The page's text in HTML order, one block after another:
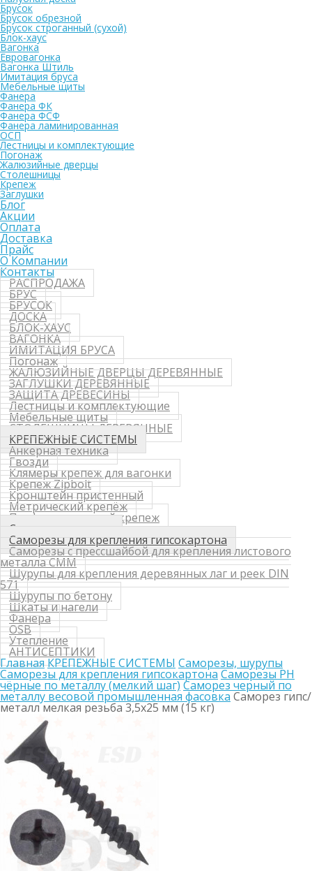
Брусок
Брусок обрезной
Брусок строганный (сухой)
Блок-хаус
Вагонка
Евровагонка
Вагонка Штиль
Имитация бруса
Мебельные щиты
Фанера
Фанера ФК
Фанера ФСФ
Фанера ламинированная
ОСП
Лестницы и комплектующие
Погонаж
Жалюзийные дверцы
Столешницы
Крепеж
Заглушки
Блог
Акции
Оплата
Доставка
Прайс
О Компании
Контакты
РАСПРОДАЖА
БРУС
БРУСОК
ДОСКА
БЛОК-ХАУС
ВАГОНКА
ИМИТАЦИЯ БРУСА
Погонаж
ЖАЛЮЗИЙНЫЕ ДВЕРЦЫ ДЕРЕВЯННЫЕ
ЗАГЛУШКИ ДЕРЕВЯННЫЕ
ЗАЩИТА ДРЕВЕСИНЫ
Лестницы и комплектующие
Мебельные щиты
СТОЛЕШНИЦЫ ДЕРЕВЯННЫЕ
КРЕПЕЖНЫЕ СИСТЕМЫ
Анкерная техника
Гвозди
Клямеры крепеж для вагонки
Крепеж Zipbolt
Кронштейн пристенный
Метрический крепёж
Перфорированный крепеж
Саморезы, шурупы
Саморезы для крепления гипсокартона
Саморезы с прессшайбой для крепления листового
металла СММ
Шурупы для крепления деревянных лаг и реек DIN
571
Шурупы по бетону
Шкаты и нагели
Фанера
OSB
Утепление
АНТИСЕПТИКИ
ГлавнаяКРЕПЕЖНЫЕ СИСТЕМЫ Саморезы, шурупы
Саморезы для крепления гипсокартона Саморезы PH
чёрные по металлу (мелкий шаг) Саморез черный по
металлу весовой промышленная фасовка Саморез гипс/
металл мелкая резьба 3,5х25 мм (15 кг)